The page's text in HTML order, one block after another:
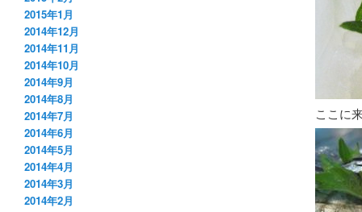
ここに
2015年1月
2014年12月
2014年11月
2014年10月
2014年9月
2014年8月
2014年7月
2014年6月
2014年5月
2014年4月
2014年3月
2014年2月